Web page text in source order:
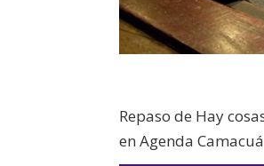
Repaso de Hay
en Agenda Camacuá